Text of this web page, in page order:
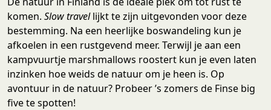
komen. Slow travellijkt te zijn uitgevonden voor deze
bestemming. Na een heerlijke boswandeling kun je
afkoelen in een rustgevend meer. Terwijl je aan een
kampvuurtje marshmallows roostert kun je even laten
inzinken hoe weids de natuur om je heen is. Op
avontuur in de natuur? Probeer ’s zomers de Finse big
five te spotten!